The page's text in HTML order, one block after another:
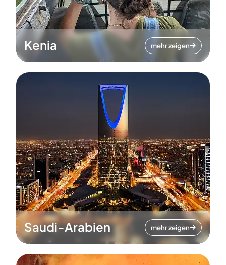
Kenia mehr zeigen
Saudi-Arabien mehr zeigen